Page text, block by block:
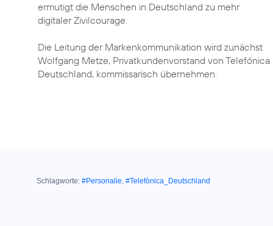
ermutigt die Menschen in Deutschland zu mehr
digitaler Zivilcourage.
Die Leitung der Markenkommunikation wird zunächst
Wolfgang Metze, Privatkundenvorstand von Telefónica
Deutschland, kommissarisch übernehmen.
Schlagworte: #Personalie, #Telefónica_Deutschland